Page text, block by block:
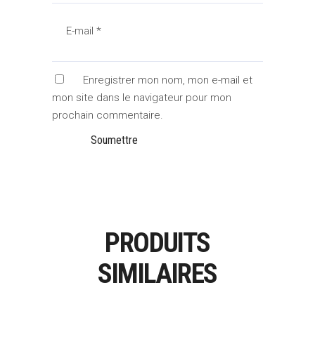
E-mail *
Enregistrer mon nom, mon e-mail et
mon site dans le navigateur pour mon
prochain commentaire.
PRODUITS
SIMILAIRES